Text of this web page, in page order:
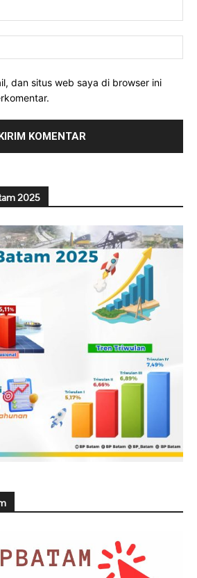
dan situs web saya di browser ini
2025